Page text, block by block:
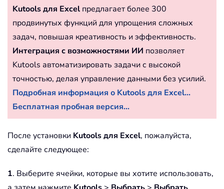
Kutools для Excel предлагает более 300
продвинутых функций для упрощения сложных
задач, повышая креативность и эффективность.
Интеграция с возможностями ИИ позволяет
Kutools автоматизировать задачи с высокой
точностью, делая управление данными без усилий.
Подробная информация о Kutools для Excel...
Бесплатная пробная версия...
После установки Kutools для Excel, пожалуйста,
сделайте следующее:
1. Выберите ячейки, которые вы хотите использовать,